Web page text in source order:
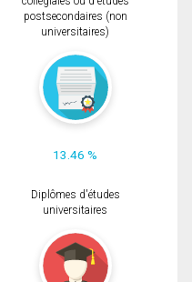
postsecondaires (non
universitaires)
13.46 %
Diplômes d'études
universitaires